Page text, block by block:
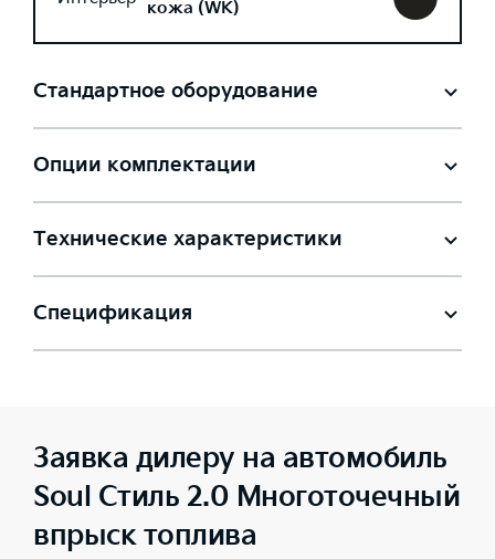
кожа (WK)
Стандартное оборудование
Опции комплектации
Технические характеристики
Спецификация
Заявка дилеру на автомобиль
Soul Стиль 2.0 Многоточечный
впрыск топлива